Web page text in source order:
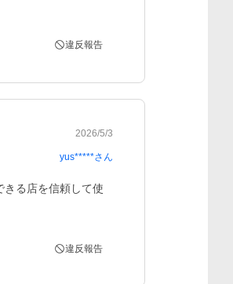
違反報告
2026/5/3
yus*****さん
る店を信頼して使
違反報告